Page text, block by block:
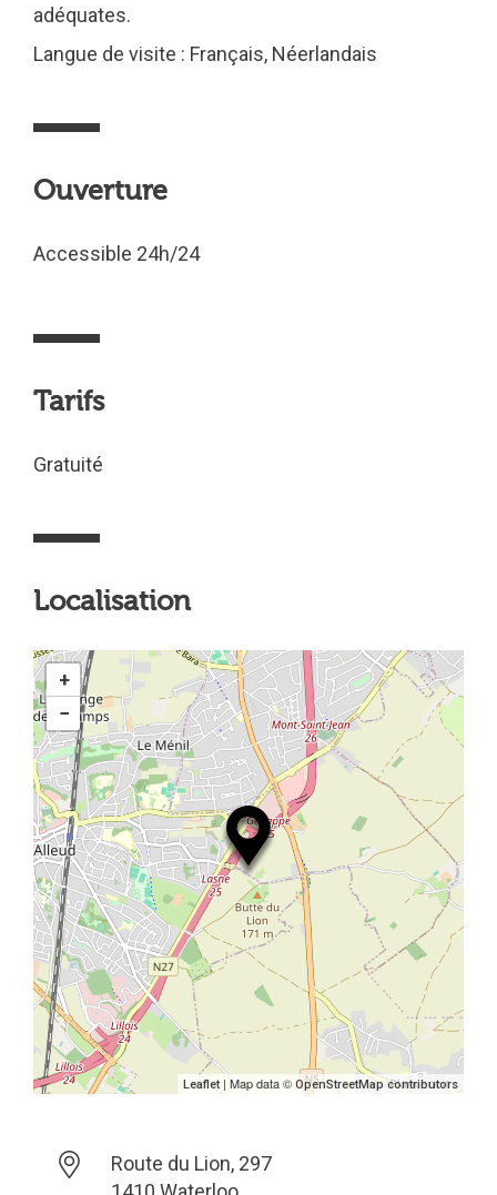
adéquates.
Langue de visite : Français, Néerlandais
Ouverture
Accessible 24h/24
Tarifs
Gratuité
Localisation
+
−
Leaflet | Map data © OpenStreetMap contributors
Route du Lion, 297